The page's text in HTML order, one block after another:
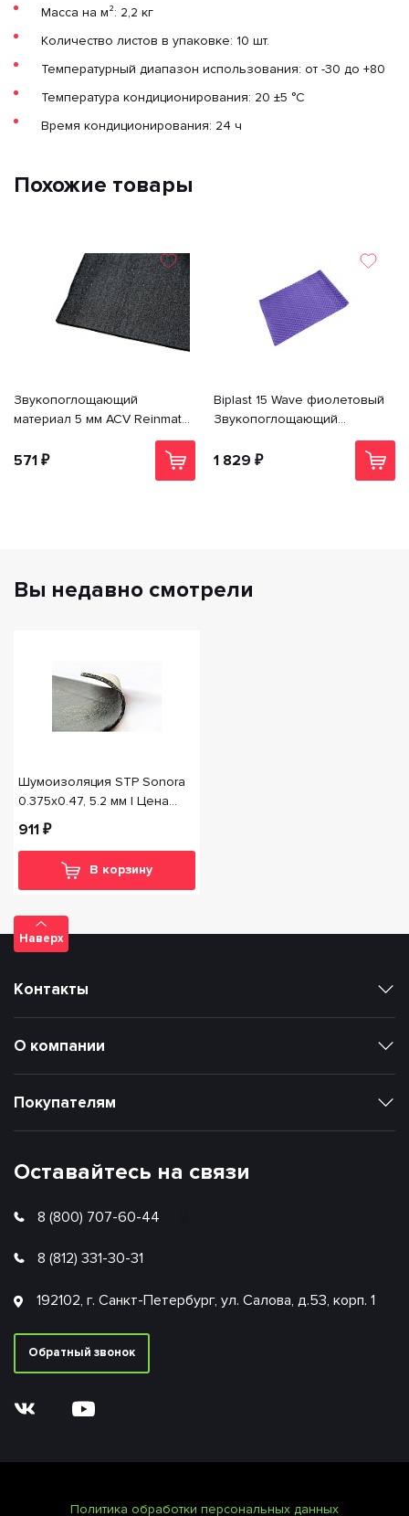
Масса на м²: 2,2 кг
Количество листов в упаковке: 10 шт.
Температурный диапазон использования: от -30 до +80
Температура кондиционирования: 20 ±5 °C
Время кондиционирования: 24 ч
Похожие товары
Звукопоглощающий
материал 5 мм ACV Reinmat
указана за 1 лист
571 ₽
Biplast 15 Wave фиолетовый
Звукопоглощающий
материал (1.0*0.75 пленка) |
Цена указана за 1 лист
1 829 ₽
Вы недавно смотрели
Шумоизоляция STP Sonora
0.375х0.47, 5.2 мм | Цена
указана за 1 лист
911 ₽
В корзину
Наверх
Оставайтесь на связи
8 (800) 707-60-44
8 (812) 331-30-31
192102, г. Санкт-Петербург, ул. Салова, д.53, корп. 1
Обратный звонок
Покупателям
О компании
Контакты
Политика обработки персональных данных